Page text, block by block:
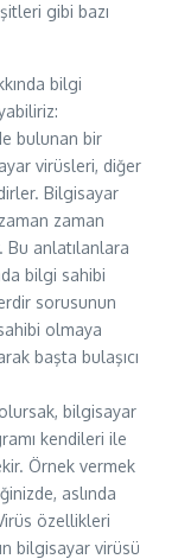
gibi bazı
bilgi
bulunan bir
virüsleri, diğer
Bilgisayar
zaman
Bu anlatılanlara
bilgi sahibi
sorusunun
olmaya
başta bulaşıcı
bilgisayar
kendileri ile
Örnek vermek
aslında
özellikleri
bilgisayar virüsü